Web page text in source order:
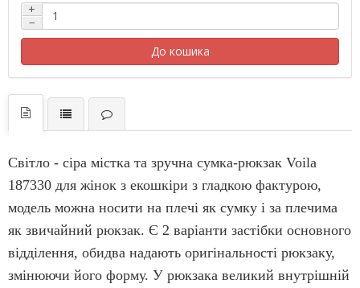
+
−
До кошика
Світло - сіра містка та зручна сумка-рюкзак Voila
187330 для жінок з екошкіри з гладкою фактурою,
модель можна носити на плечі як сумку і за плечима
як звичайний рюкзак. Є 2 варіанти застібки основного
відділення, обидва надають оригінальності рюкзаку,
змінюючи його форму. У рюкзака великий внутрішній